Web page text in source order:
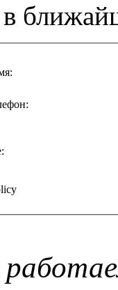
:
:
: